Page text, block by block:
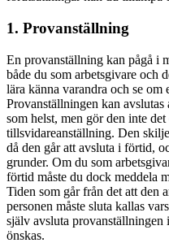
1. Provanställning
En provanställning kan pågå i
både du som arbetsgivare och
lära känna varandra och se om
Provanställningen kan
som helst, men gör den inte
tillsvidareanställning. Den
då den går att avsluta i förtid,
grunder. Om du som
förtid måste du dock meddela
Tiden som går från det att den
personen måste sluta kallas
själv avsluta provanställningen
önskas.